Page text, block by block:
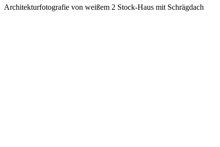
Architekturfotografie von weißem 2 Stock-Haus mit Schrägdach